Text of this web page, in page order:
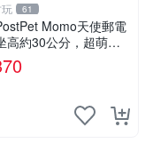
61
Momo天使郵電
高約30公分，超萌可
首選 天使郵電熊 Mom
具